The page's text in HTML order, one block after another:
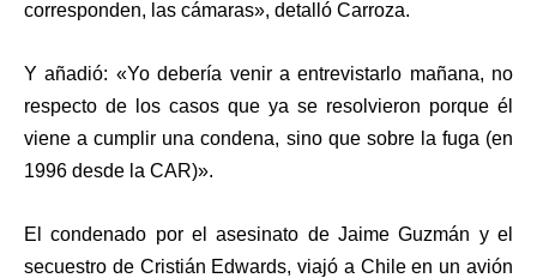
corresponden, las cámaras», detalló Carroza.
Y añadió: «Yo debería venir a entrevistarlo mañana, no
respecto de los casos que ya se resolvieron porque él
viene a cumplir una condena, sino que sobre la fuga (en
1996 desde la CAR)».
El condenado por el asesinato de Jaime Guzmán y el
secuestro de Cristián Edwards, viajó a Chile en un avión